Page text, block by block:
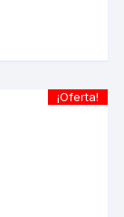
¡Oferta!